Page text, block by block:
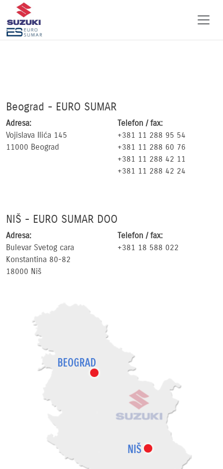
Beograd - EURO SUMAR
Adresa:
Vojislava Ilića 145
11000 Beograd
Telefon / fax:
+381 11 288 95 54
+381 11 288 60 76
+381 11 288 42 11
+381 11 288 42 24
NIŠ - EURO SUMAR DOO
Adresa:
Bulevar Svetog cara
Konstantina 80-82
18000 Niš
Telefon / fax:
+381 18 588 022